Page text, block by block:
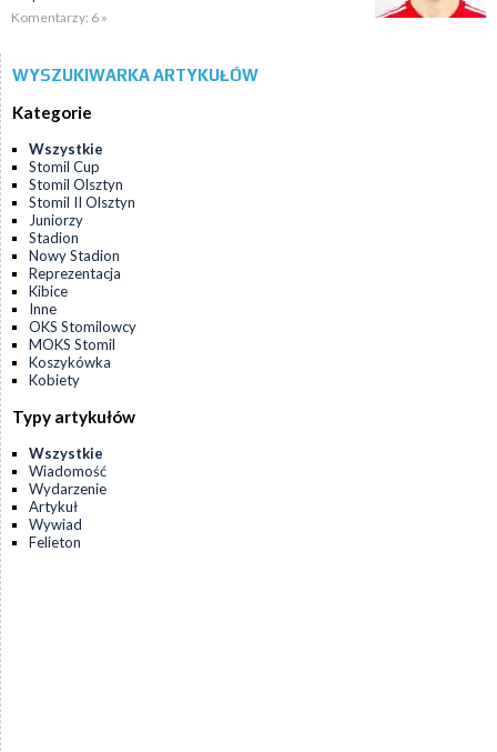
Komentarzy: 6 »
WYSZUKIWARKA ARTYKUŁÓW
Kategorie
Wszystkie
Stomil Cup
Stomil Olsztyn
Stomil II Olsztyn
Juniorzy
Stadion
Nowy Stadion
Reprezentacja
Kibice
Inne
OKS Stomilowcy
MOKS Stomil
Koszykówka
Kobiety
Typy artykułów
Wszystkie
Wiadomość
Wydarzenie
Artykuł
Wywiad
Felieton